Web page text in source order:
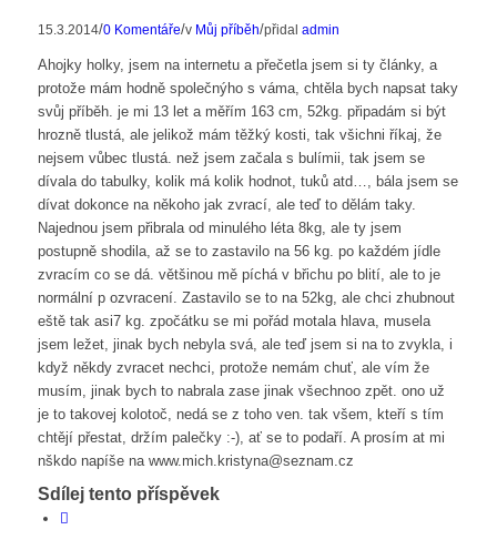
15.3.2014/0 Komentáře/v Můj příběh/přidal admin
Ahojky holky, jsem na internetu a přečetla jsem si ty články, a
protože mám hodně společnýho s váma, chtěla bych napsat taky
svůj příběh. je mi 13 let a měřím 163 cm, 52kg. připadám si být
hrozně tlustá, ale jelikož mám těžký kosti, tak všichni říkaj, že
nejsem vůbec tlustá. než jsem začala s bulímii, tak jsem se
dívala do tabulky, kolik má kolik hodnot, tuků atd…, bála jsem se
dívat dokonce na někoho jak zvrací, ale teď to dělám taky.
Najednou jsem přibrala od minulého léta 8kg, ale ty jsem
postupně shodila, až se to zastavilo na 56 kg. po každém jídle
zvracím co se dá. většinou mě píchá v břichu po blití, ale to je
normální p ozvracení. Zastavilo se to na 52kg, ale chci zhubnout
eště tak asi7 kg. zpočátku se mi pořád motala hlava, musela
jsem ležet, jinak bych nebyla svá, ale teď jsem si na to zvykla, i
když někdy zvracet nechci, protože nemám chuť, ale vím že
musím, jinak bych to nabrala zase jinak všechnoo zpět. ono už
je to takovej kolotoč, nedá se z toho ven. tak všem, kteří s tím
chtějí přestat, držím palečky :-), ať se to podaří. A prosím at mi
nškdo napíše na www.mich.kristyna@seznam.cz
Sdílej tento příspěvek